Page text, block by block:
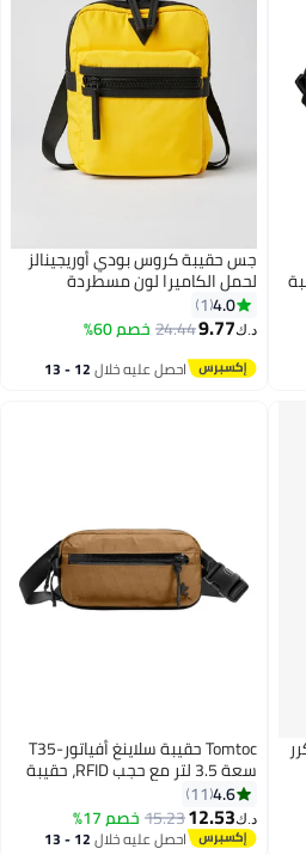
جس حقيبة كروس بودي أوريجينالز
لحمل الكاميرا لون مسطردة
4.0
1
د.ك‏9.77
24.44خصم 60%
احصل عليه خلال 12 - 13
3
Tomtoc حقيبة سلاينغ أفياتور-T35
سعة 3.5 لتر مع حجب RFID، حقيبة
صدر كتف عابرة للرجال والنساء،
حقيبة خفيفة مقاومة للماء
للاستخدام اليومي والسفر
4.6
11
د.ك‏12.53
15.23خصم 17%
احصل عليه خلال 12 - 13